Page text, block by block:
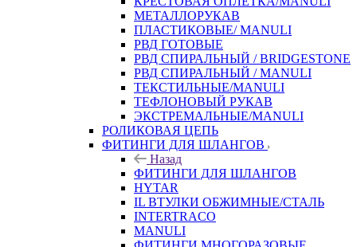
МЕТАЛЛОРУКАВ
ПЛАСТИКОВЫЕ/ MANULI
РВД ГОТОВЫЕ
РВД СПИРАЛЬНЫЙ / BRIDGESTONE
РВД СПИРАЛЬНЫЙ / MANULI
ТЕКСТИЛЬНЫЕ/MANULI
ТЕФЛОНОВЫЙ РУКАВ
ЭКСТРЕМАЛЬНЫЕ/MANULI
РОЛИКОВАЯ ЦЕПЬ
ФИТИНГИ ДЛЯ ШЛАНГОВ
Назад
ФИТИНГИ ДЛЯ ШЛАНГОВ
HYTAR
IL ВТУЛКИ ОБЖИМНЫЕ/СТАЛЬ
INTERTRACO
MANULI